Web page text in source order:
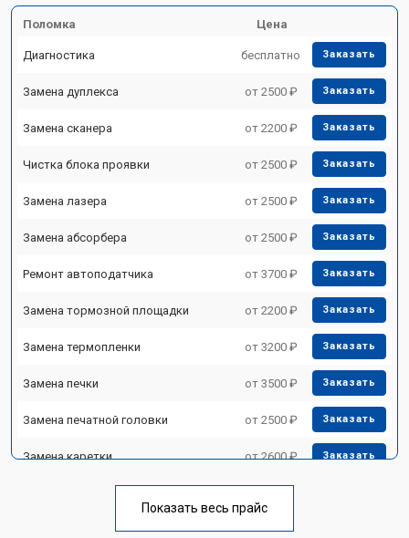
Поломка Цена
Диагностика бесплатно Заказать
Замена дуплекса от 2500 ₽ Заказать
Замена сканера от 2200 ₽ Заказать
Чистка блока проявки от 2500 ₽ Заказать
Замена лазера от 2500 ₽ Заказать
Замена абсорбера от 2500 ₽ Заказать
Ремонт автоподатчика от 3700 ₽ Заказать
Замена тормозной площадки от 2200 ₽ Заказать
Замена термопленки от 3200 ₽ Заказать
Замена печки от 3500 ₽ Заказать
Замена печатной головки от 2500 ₽ Заказать
Замена каретки от 2600 ₽ Заказать
Замена блока питания от 2300 ₽
Показать весь прайс